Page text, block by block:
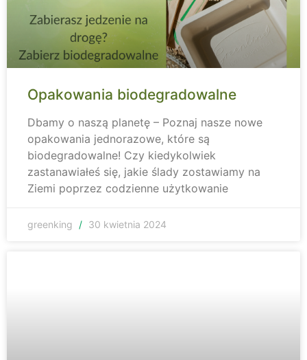
Opakowania biodegradowalne
Dbamy o naszą planetę – Poznaj nasze nowe
opakowania jednorazowe, które są
biodegradowalne! Czy kiedykolwiek
zastanawiałeś się, jakie ślady zostawiamy na
Ziemi poprzez codzienne użytkowanie
greenking 30 kwietnia 2024